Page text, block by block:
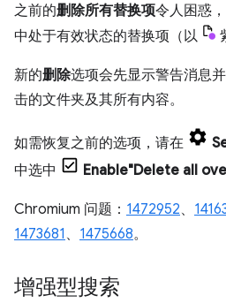
之前的删除所有替换项令人困惑
中处于有效状态的替换项（以
新的删除选项会先显示警告消息
击的文件夹及其所有内容。
如需恢复之前的选项，请在
中选中
Enable"Delete all
Chromium 问题： 1472952、
1473681 、 1475668。
增强型搜索